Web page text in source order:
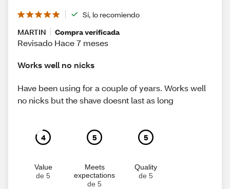
Sí, lo recomiendo
MARTIN
Compra verificada
Revisado Hace 7 meses
Works well no nicks
Have been using for a couple of years. Works well
no nicks but the shave doesnt last as long
4
Value
de 5
5
Meets
expectations
de 5
5
Quality
de 5